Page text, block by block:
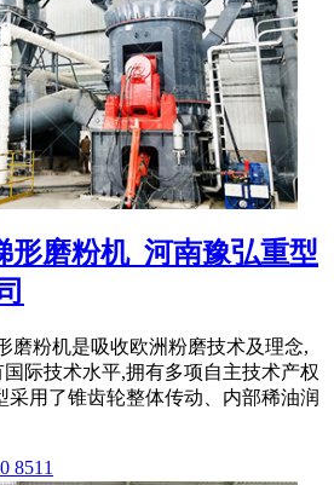
磨粉机_河南豫弘重型
磨粉机是吸收欧洲粉磨技术及理念,
际技术水平,拥有多项自主技术产权
采用了锥齿轮整体传动、内部稀油润
8511